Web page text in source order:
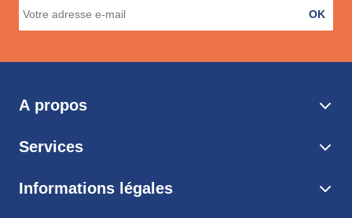
OK
A propos
Services
Informations légales